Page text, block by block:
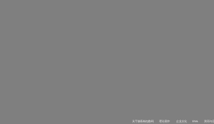
关于微客钱包数码 理论著作 企业文化 ESG 资讯与